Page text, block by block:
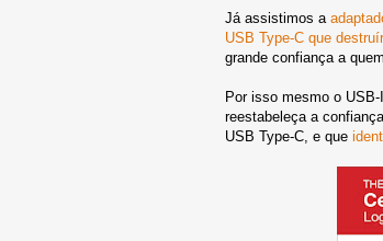
Já assistimos a
USB Type-C que
grande confiança a
Por isso mesmo o
reestabeleça a
USB Type-C, e que